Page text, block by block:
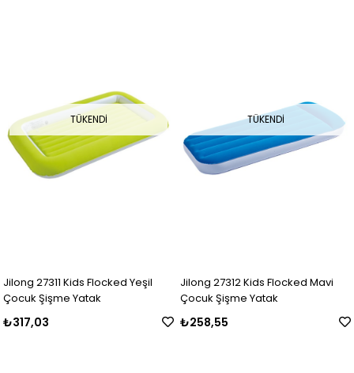
TÜKENDI
Jilong 27311 Kids Flocked Yeşil
Çocuk Şişme Yatak
₺317,03
TÜKENDI
Jilong 27312 Kids Flocked Mavi
Çocuk Şişme Yatak
₺258,55